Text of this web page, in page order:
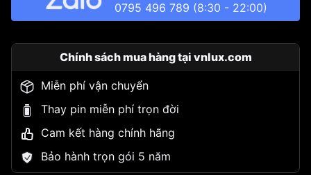
0795 496 789 (8:30 - 22:00)
Chính sách mua hàng tại vnlux.com
Miễn phí vận chuyển
Thay pin miễn phí trọn đời
Cam kết hàng chính hãng
Bảo hành trọn gói 5 năm